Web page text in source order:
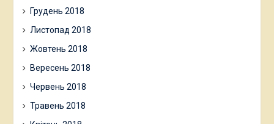
Грудень 2018
Листопад 2018
Жовтень 2018
Вересень 2018
Червень 2018
Травень 2018